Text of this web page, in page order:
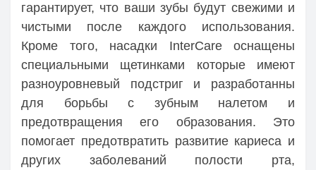
гарантирует, что ваши зубы будут свежими и
чистыми после каждого использования.
Кроме того, насадки InterCare оснащены
специальными щетинками которые имеют
разноуровневый подстриг и разработанны
для борьбы с зубным налетом и
предотвращения его образования. Это
помогает предотвратить развитие кариеса и
других заболеваний полости рта,